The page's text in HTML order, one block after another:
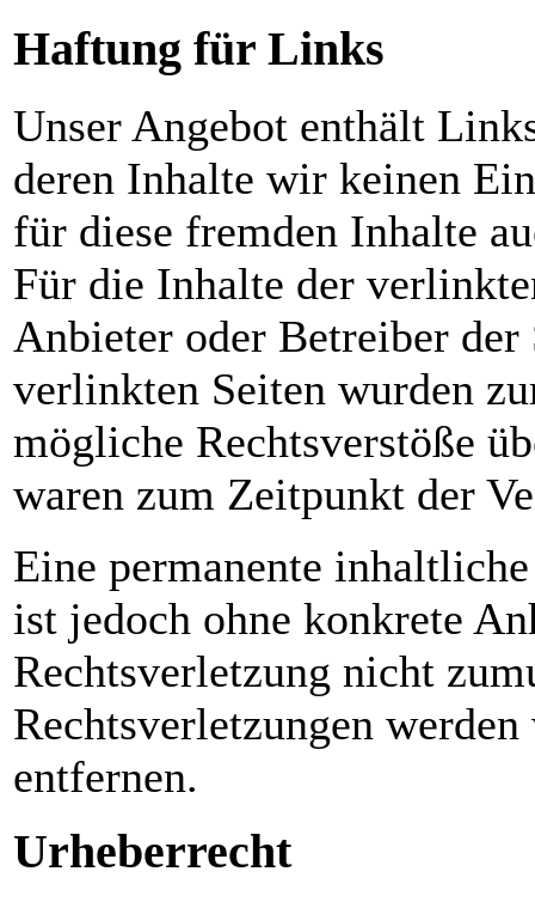
Haftung für Links
Unser Angebot enthält
deren Inhalte wir keinen
für diese fremden Inhalte
Für die Inhalte der
Anbieter oder Betreiber
verlinkten Seiten wurden
mögliche Rechtsverstöße
waren zum Zeitpunkt der
Eine permanente
ist jedoch ohne konkrete
Rechtsverletzung nicht
Rechtsverletzungen
entfernen.
Urheberrecht